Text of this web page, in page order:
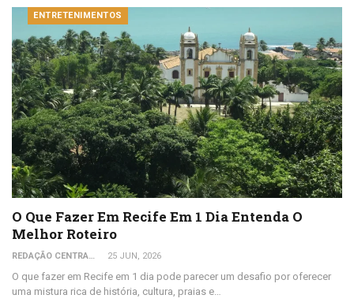
ENTRETENIMENTOS
O Que Fazer Em Recife Em 1 Dia Entenda O
Melhor Roteiro
REDAÇÃO CENTRAL DO VIAJANTE 25 JUN, 2026
O que fazer em Recife em 1 dia pode parecer um desafio por oferecer
uma mistura rica de história, cultura, praias e…